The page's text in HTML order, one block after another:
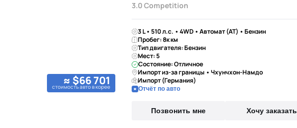
≈ $66 701
стоимость авто в корее
3.0 Competition
3 L • 510 л.с. • 4WD • Автомат (AT) • Бензин
Пробег: 8к км
Тип двигателя: Бензин
Мест: 5
Состояние: Отличное
Импорт из-за границы • Чхунчхон-Намдо
Импорт (Германия)
Отчёт по авто
Позвонить мне Хочу заказать